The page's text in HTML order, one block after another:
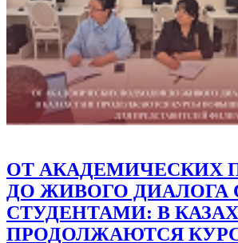
СОВРЕМЕННЫЕ
И ОБМЕН
ОПЫТОМ В ЮЖНО-
КАЗАХСТАНСКОМ
ИМЕНИ М. АУЭЗОВА